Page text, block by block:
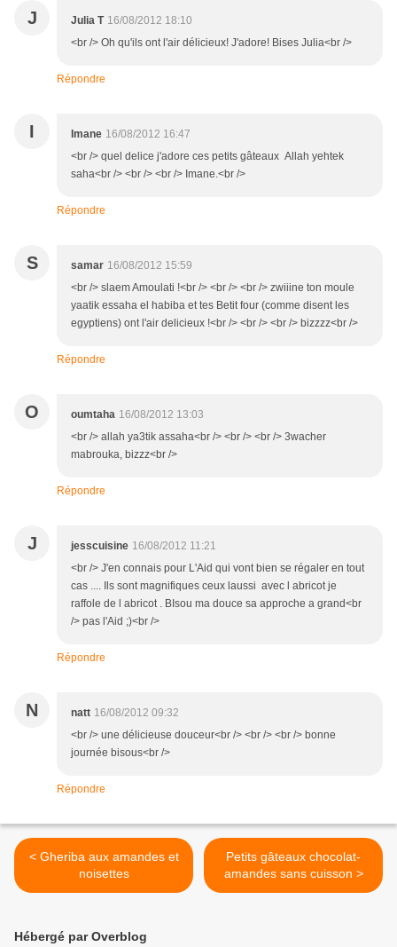
J Julia T 16/08/2012 18:10
<br /> Oh qu'ils ont l'air délicieux! J'adore! Bises Julia<br />
Répondre
I Imane 16/08/2012 16:47
<br /> quel delice j'adore ces petits gâteaux Allah yehtek
saha<br /> <br /> <br /> Imane.<br />
Répondre
S samar 16/08/2012 15:59
<br /> slaem Amoulati !<br /> <br /> <br /> zwiiine ton moule
yaatik essaha el habiba et tes Betit four (comme disent les
egyptiens) ont l'air delicieux !<br /> <br /> <br /> bizzzz<br />
Répondre
O oumtaha 16/08/2012 13:03
<br /> allah ya3tik assaha<br /> <br /> <br /> 3wacher
mabrouka, bizzz<br />
Répondre
J jesscuisine 16/08/2012 11:21
<br /> J'en connais pour L'Aid qui vont bien se régaler en tout
cas .... Ils sont magnifiques ceux laussi avec l abricot je
raffole de l abricot . BIsou ma douce sa approche a grand<br
/> pas l'Aid ;)<br />
Répondre
N natt 16/08/2012 09:32
<br /> une délicieuse douceur<br /> <br /> <br /> bonne
journée bisous<br />
Répondre
< Gheriba aux amandes et
noisettes
Petits gâteaux chocolat-
amandes sans cuisson >
Hébergé par Overblog